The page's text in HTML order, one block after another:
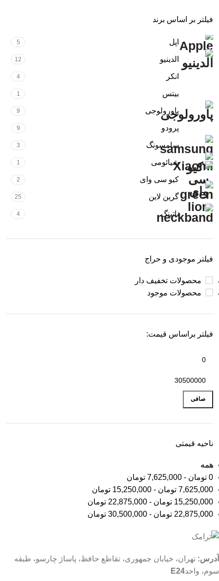
فیلتر بر اساس برند
اپل 5
الدینیو 12
انکر 4
بیتس 1
پاورولوجی 9
پرودو 9
سامسونگ 3
شیائومی 1
کیو سی وای 2
گرین لاین 25
ناتینگ 4
فیلتر موجودی و حراج
محصولات تخفیف دار
محصولات موجود
فیلتر براساس قیمت:
صافی
ناحیه قیمتی
همه
0 تومان -
7,625,000 تومان
7,625,000 تومان -
15,250,000 تومان
15,250,000 تومان -
22,875,000 تومان
22,875,000 تومان -
30,500,000 تومان
آدرس: تهران، خیابان جمهوری، تقاطع حافظ، پاساژ چارسو، طبقه
سوم، واحدE24